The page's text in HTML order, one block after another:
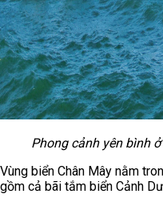
Phong cảnh yên bình
Vùng biển Chân Mây nằm
gồm cả bãi tắm biển Cảnh